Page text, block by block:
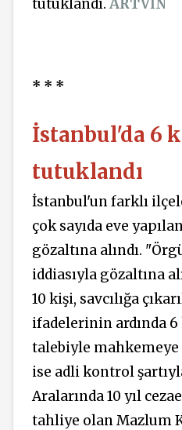
tutuklandı. ARTVİN
* * *
İstanbul'da 6
tutuklandı
İstanbul'un farklı
çok sayıda eve
gözaltına alındı.
iddiasıyla gözaltına
10 kişi, savcılığa
ifadelerinin ardında
talebiyle
ise adli kontrol
Aralarında 10 yıl
tahliye olan Mazlum